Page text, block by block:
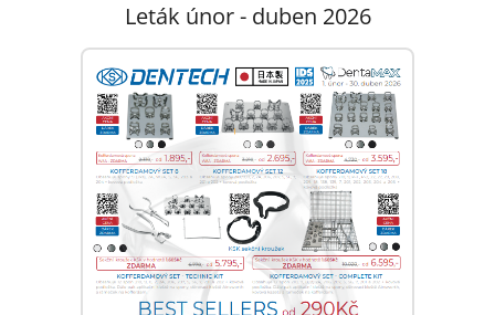
Leták únor - duben 2026